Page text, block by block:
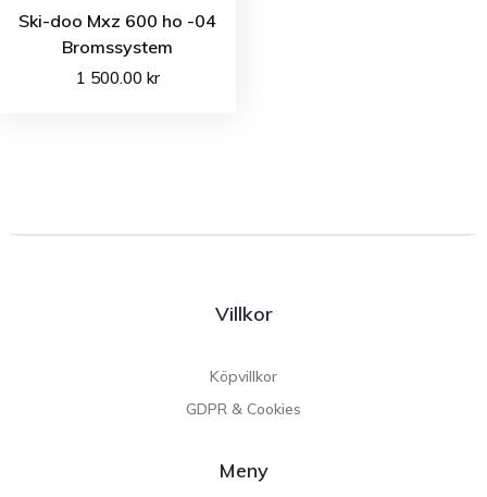
Ski-doo Mxz 600 ho -04
Bromssystem
1 500.00 kr
Villkor
Köpvillkor
GDPR & Cookies
Meny